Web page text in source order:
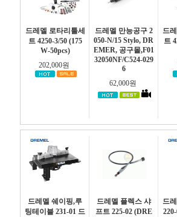
드레멜 로타리툴세
트 4250-3/50 (175
W-50pcs)
202,000원
드레멜 만능공구 2
050-N/15 Stylo, DR
EMER, 공구몰,F01
32050NF/C524-029
6
62,000원
드
트
드레멜 쉐이핑,루
팅테이블 231-01 드
드레멜 플렉스 샤
프트 225-02 (DRE
드